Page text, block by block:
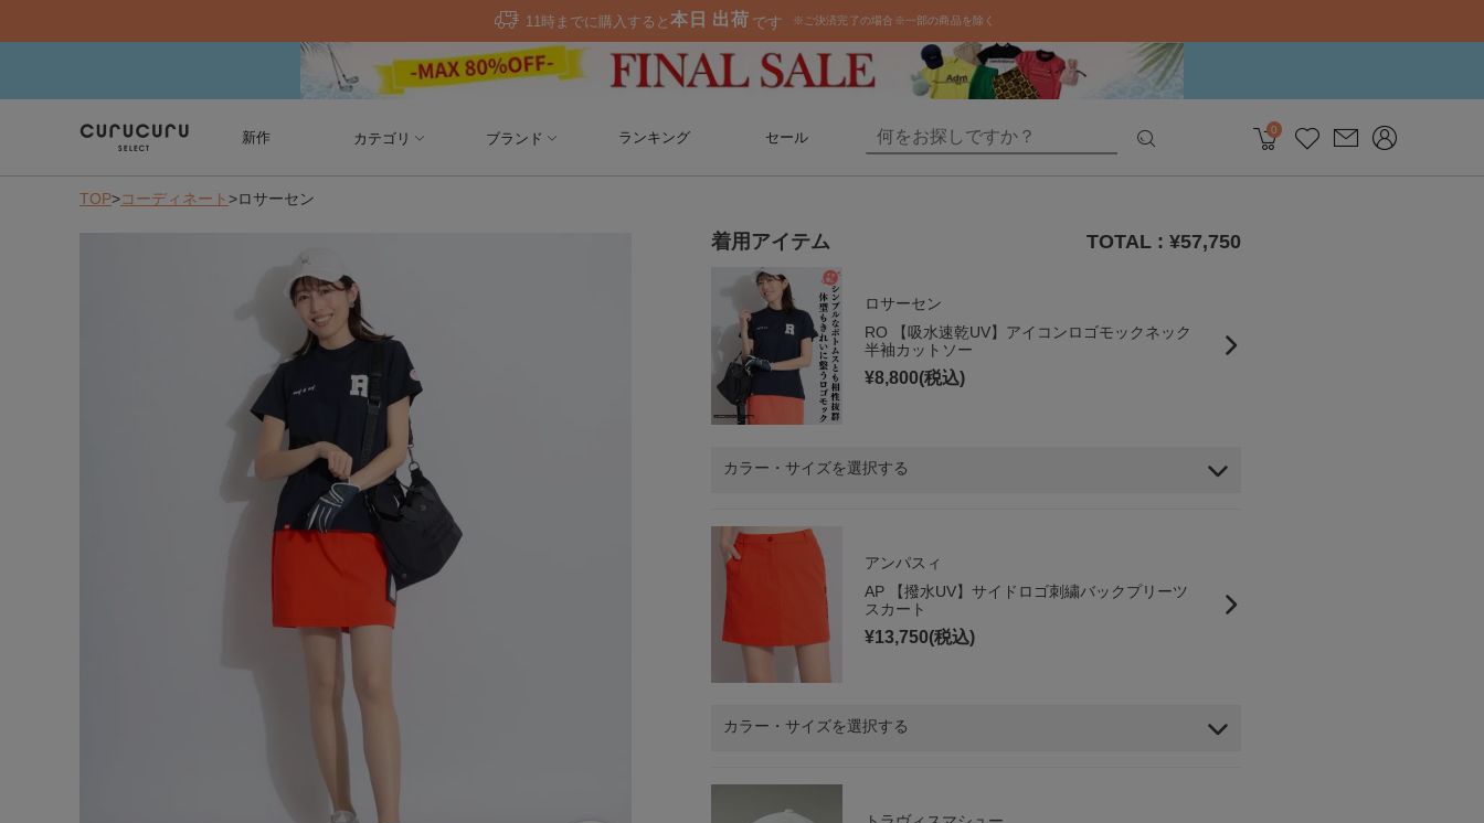
0
新作 カテゴリ ブランド ランキング セール
TOP>コーディネート>ロサーセン
着用アイテム TOTAL : ¥57,750
ロサーセン
RO 【吸水速乾UV】アイコンロゴモックネック
半袖カットソー
¥8,800(税込)
カラー・サイズを選択する
アンパスィ
AP 【撥水UV】サイドロゴ刺繍バックプリーツ
スカート
¥13,750(税込)
カラー・サイズを選択する